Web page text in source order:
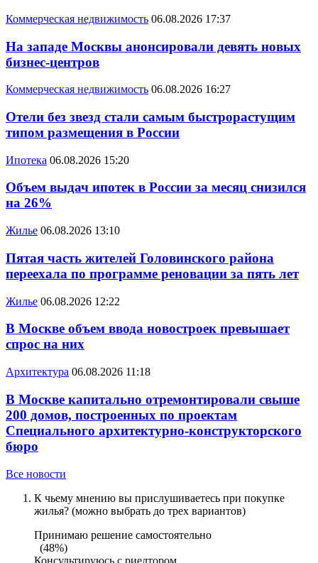
Коммерческая недвижимость 06.08.2026 17:37
На западе Москвы анонсировали девять новых
бизнес-центров
Коммерческая недвижимость 06.08.2026 16:27
Отели без звезд стали самым быстрорастущим
типом размещения в России
Ипотека 06.08.2026 15:20
Объем выдач ипотек в России за месяц снизился
на 26%
Жилье 06.08.2026 13:10
Пятая часть жителей Головинского района
переехала по программе реновации за пять лет
Жилье 06.08.2026 12:22
В Москве объем ввода новостроек превышает
спрос на них
Архитектура 06.08.2026 11:18
В Москве капитально отремонтировали свыше
200 домов, построенных по проектам
Специального архитектурно-конструкторского
бюро
Все новости
К чьему мнению вы прислушиваетесь при покупке
жилья? (можно выбрать до трех вариантов)
Принимаю решение самостоятельно
(48%)
Консультируюсь с риелтором